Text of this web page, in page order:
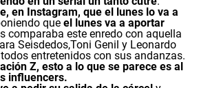
en Instagram, que el lunes lo va a
que el lunes va a aportar
comparaba este enredo con aquella
Seisdedos,Toni Genil y Leonardo
entretenidos con sus andanzas.
Z, esto a lo que se parece es al
influencers.